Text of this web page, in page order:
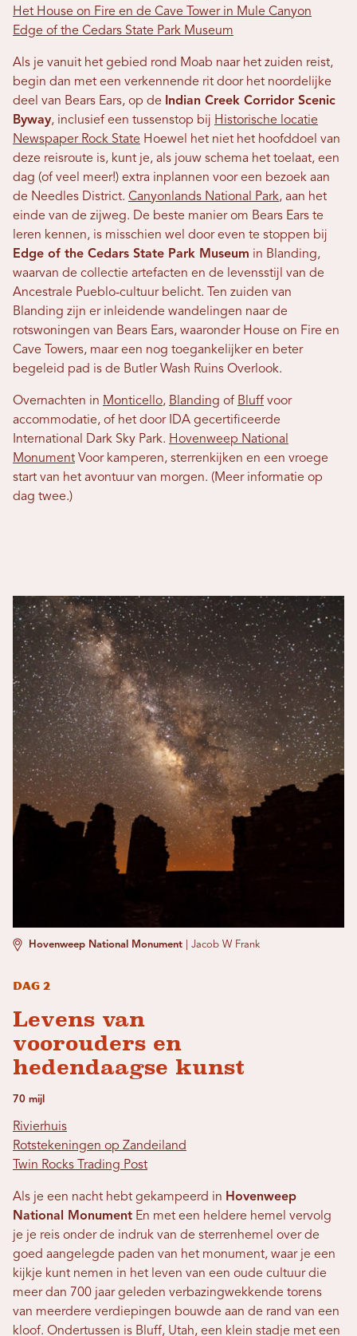
Het House on Fire en de Cave Tower in Mule Canyon
Edge of the Cedars State Park Museum
Als je vanuit het gebied rond Moab naar het zuiden reist,
begin dan met een verkennende rit door het noordelijke
deel van Bears Ears, op de
Indian Creek Corridor Scenic
Byway, inclusief een tussenstop bij Historische locatie
Newspaper Rock State Hoewel het niet het hoofddoel van
deze reisroute is, kunt je, als jouw schema het toelaat, een
dag (of veel meer!) extra inplannen voor een bezoek aan
de Needles District. Canyonlands National Park, aan het
einde van de zijweg. De beste manier om Bears Ears te
leren kennen, is misschien wel door even te stoppen bij
Edge of the Cedars State Park Museum in Blanding,
waarvan de collectie artefacten en de levensstijl van de
Ancestrale Pueblo-cultuur belicht. Ten zuiden van
Blanding zijn er inleidende wandelingen naar de
rotswoningen van Bears Ears, waaronder House on Fire en
Cave Towers, maar een nog toegankelijker en beter
begeleid pad is de Butler Wash Ruins Overlook.
Overnachten in Monticello, Blanding of Bluff voor
accommodatie, of het door IDA gecertificeerde
International Dark Sky Park. Hovenweep National
Monument Voor kamperen, sterrenkijken en een vroege
start van het avontuur van morgen. (Meer informatie op
dag twee.)
Hovenweep National Monument Jacob W Frank
Dag 2
Levens van
voorouders en
hedendaagse kunst
70 mijl
Rivierhuis
Rotstekeningen op Zandeiland
Twin Rocks Trading Post
Als je een nacht hebt gekampeerd in Hovenweep
National Monument En met een heldere hemel vervolg
je je reis onder de indruk van de sterrenhemel over de
goed aangelegde paden van het monument, waar je een
kijkje kunt nemen in het leven van een oude cultuur die
meer dan 700 jaar geleden verbazingwekkende torens
van meerdere verdiepingen bouwde aan de rand van een
kloof. Ondertussen is Bluff, Utah, een klein stadje met een